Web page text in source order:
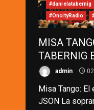
#danielatabernig
#OncityRadio
MISA
TABERNIG
admin
Misa Tango: El
JSON La